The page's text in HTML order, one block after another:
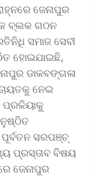
ଜେନାପୁର
ବ୍ଲକ ଗଠନ
ସମାଜ ସେବୀ
ହୋଇଯାଇଛି,
ଡାକବଙ୍ଗଳା
ନେଇ
ପ୍ରକିୟାକୁ
ସରପଞ୍ଚ୍
ପ୍ରସ୍ତାବ ବିଷୟ
ଜେନାପୁର